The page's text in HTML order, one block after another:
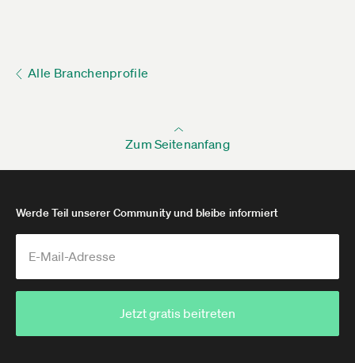
Alle Branchenprofile
Zum Seitenanfang
Werde Teil unserer Community und bleibe informiert
Jetzt gratis beitreten